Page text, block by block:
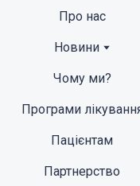
Про нас
Новини
Чому ми?
Програми
Пацієнтам
Партнерство